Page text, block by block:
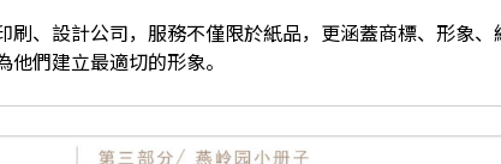
刷、設計公司，服務不僅限於紙品，更涵蓋商標、形象
們建立最適切的形象。